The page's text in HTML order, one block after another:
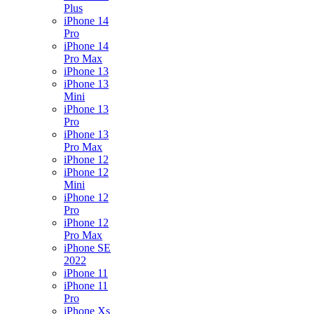
Plus
iPhone 14
Pro
iPhone 14
Pro Max
iPhone 13
iPhone 13
Mini
iPhone 13
Pro
iPhone 13
Pro Max
iPhone 12
iPhone 12
Mini
iPhone 12
Pro
iPhone 12
Pro Max
iPhone SE
2022
iPhone 11
iPhone 11
Pro
iPhone Xs